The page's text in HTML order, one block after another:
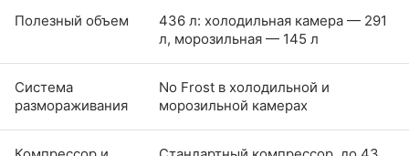
Полезный объем
436 л: холодильная камера — 291
л, морозильная — 145 л
Система
размораживания
No Frost в холодильной и
морозильной камерах